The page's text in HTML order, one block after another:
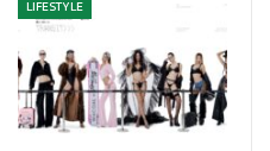
LIFESTYLE